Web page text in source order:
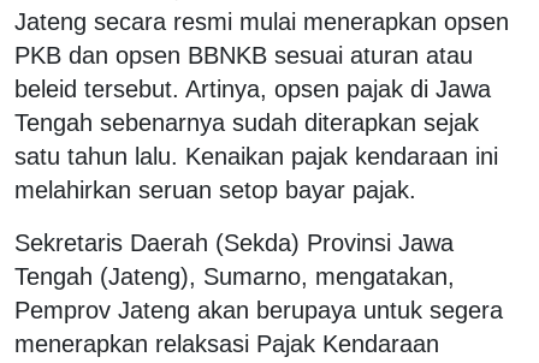
Jateng secara resmi mulai menerapkan opsen
PKB dan opsen BBNKB sesuai aturan atau
beleid tersebut. Artinya, opsen pajak di Jawa
Tengah sebenarnya sudah diterapkan sejak
satu tahun lalu. Kenaikan pajak kendaraan ini
melahirkan seruan setop bayar pajak.
Sekretaris Daerah (Sekda) Provinsi Jawa
Tengah (Jateng), Sumarno, mengatakan,
Pemprov Jateng akan berupaya untuk segera
menerapkan relaksasi Pajak Kendaraan